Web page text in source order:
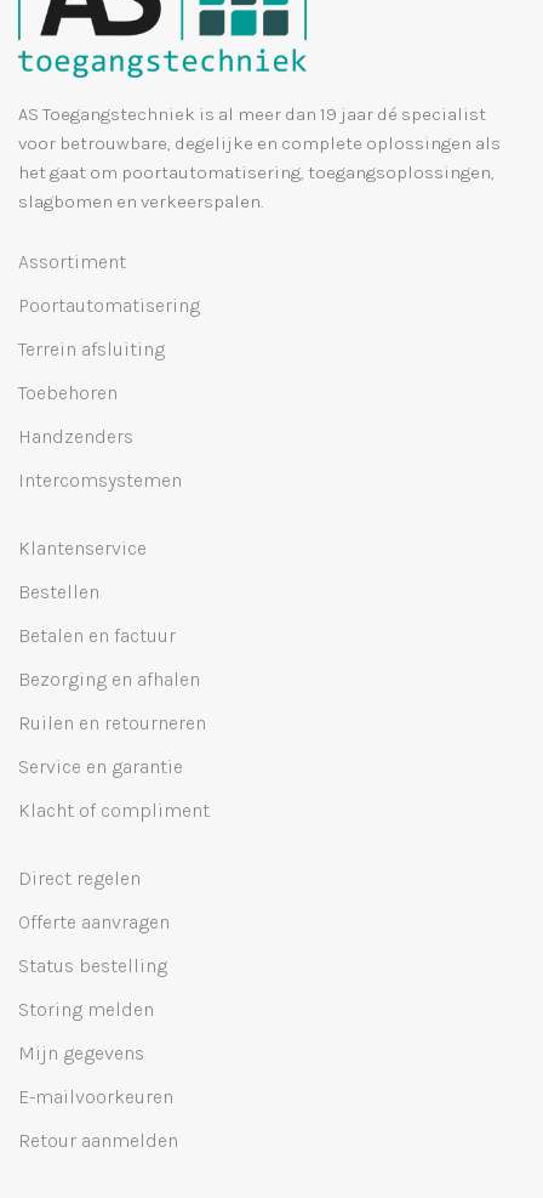
AS Toegangstechniek is al meer dan 19 jaar dé specialist
voor betrouwbare, degelijke en complete oplossingen als
het gaat om poortautomatisering, toegangsoplossingen,
slagbomen en verkeerspalen.
Assortiment
Poortautomatisering
Terrein afsluiting
Toebehoren
Handzenders
Intercomsystemen
Klantenservice
Bestellen
Betalen en factuur
Bezorging en afhalen
Ruilen en retourneren
Service en garantie
Klacht of compliment
Direct regelen
Offerte aanvragen
Status bestelling
Storing melden
Mijn gegevens
E-mailvoorkeuren
Retour aanmelden